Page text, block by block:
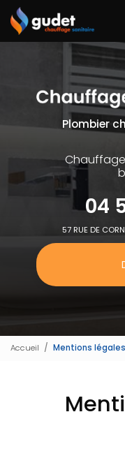
Aller
au
contenu
principal
Plombier
04
57 RUE DE
Accueil Mentions légales